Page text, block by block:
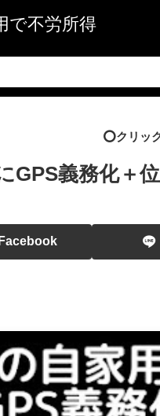
で不労所得
⭕️クリッ
GPS義務化＋
Facebook